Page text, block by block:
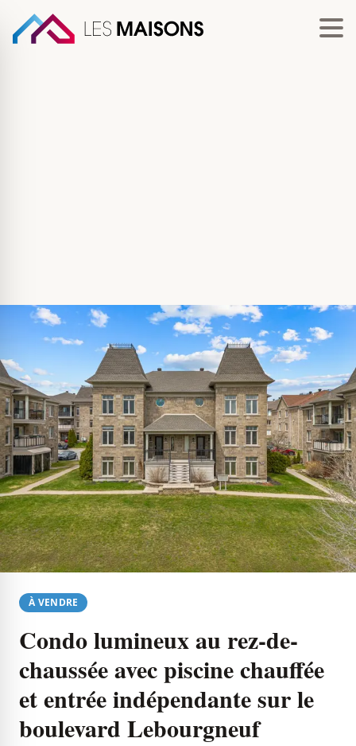
À VENDRE
Condo lumineux au rez-de-
chaussée avec piscine chauffée
et entrée indépendante sur le
boulevard Lebourgneuf